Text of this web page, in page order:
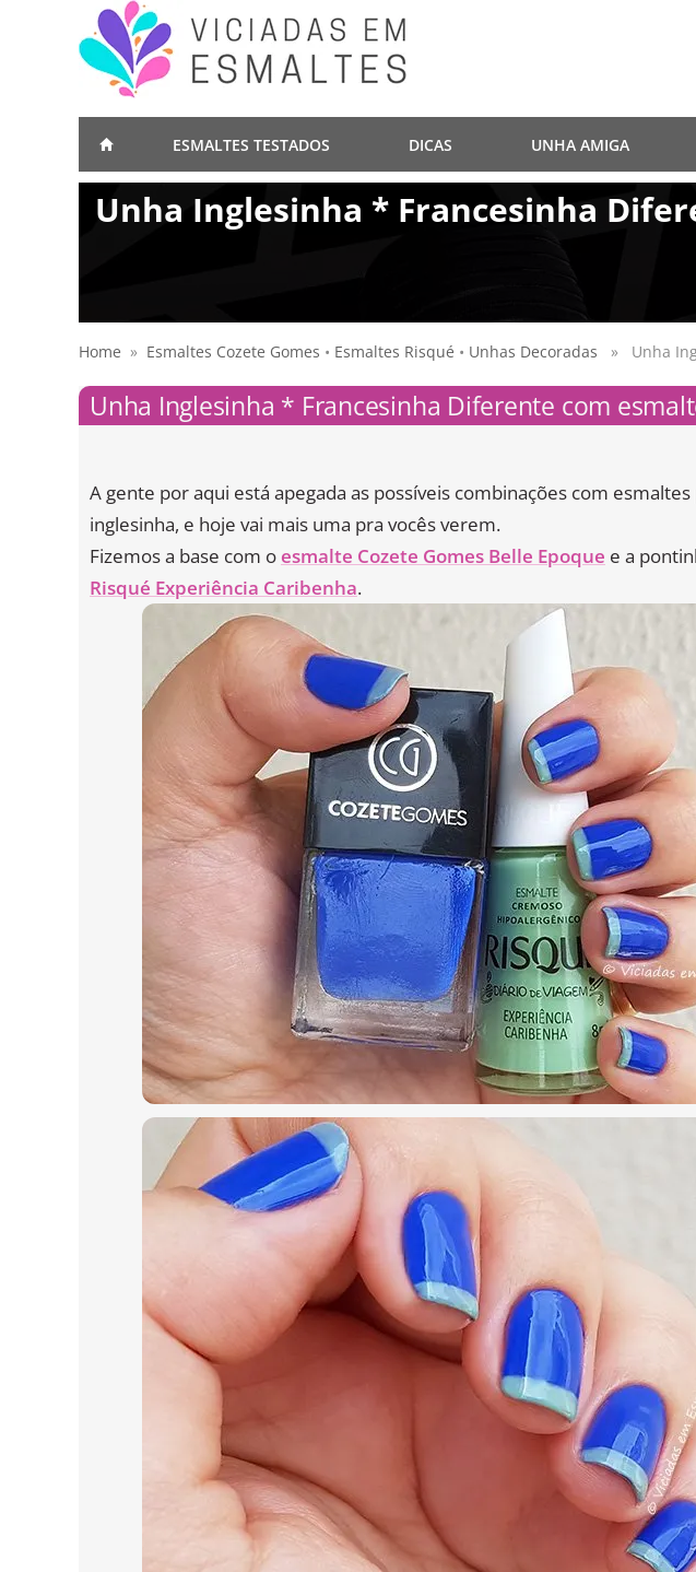
ESMALTES TESTADOS DICAS UNHA AMIGA
Unha Inglesinha * Francesinha
Home » Esmaltes Cozete Gomes • Esmaltes Risqué • Unhas Decoradas » Unha
Unha Inglesinha * Francesinha Diferente com
A gente por aqui está apegada as possíveis combinações com
inglesinha, e hoje vai mais uma pra vocês verem.
Fizemos a base com o esmalte Cozete Gomes Belle Epoque e a
Risqué Experiência Caribenha.